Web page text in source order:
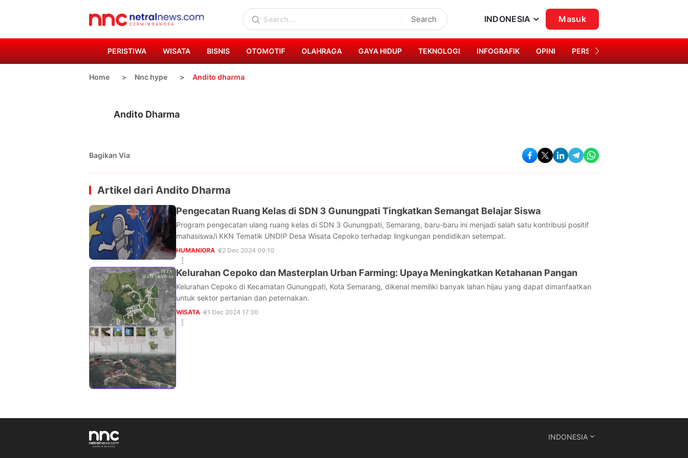
Search INDONESIA Masuk
PERISTIWA WISATA BISNIS OTOMOTIF OLAHRAGA GAYA HIDUP TEKNOLOGI INFOGRAFIK OPINI PERSONA
Home Nnc hype Andito dharma
Andito Dharma
Bagikan Via
Artikel dari Andito Dharma
Pengecatan Ruang Kelas di SDN 3 Gunungpati Tingkatkan Semangat Belajar Siswa
Program pengecatan ulang ruang kelas di SDN 3 Gunungpati, Semarang, baru-baru ini menjadi salah satu kontribusi positif
mahasiswa/i KKN Tematik UNDIP Desa Wisata Cepoko terhadap lingkungan pendidikan setempat.
HUMANIORA 22 Dec 2024 09:10
Kelurahan Cepoko dan Masterplan Urban Farming: Upaya Meningkatkan Ketahanan Pangan
Kelurahan Cepoko di Kecamatan Gunungpati, Kota Semarang, dikenal memiliki banyak lahan hijau yang dapat dimanfaatkan
untuk sektor pertanian dan peternakan.
WISATA 21 Dec 2024 17:30
INDONESIA